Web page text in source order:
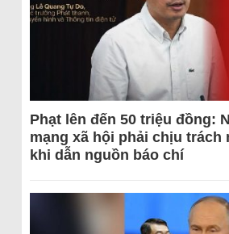
Phạt lên đến 50 triệu đồng:
mạng xã hội phải chịu trách
khi dẫn nguồn báo chí